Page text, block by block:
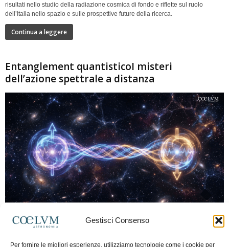
Gestisci Consenso
Per fornire le migliori esperienze, utilizziamo tecnologie come i cookie per
risultati nello studio della radiazione cosmica di fondo e riflette sul ruolo
dell’Italia nello spazio e sulle prospettive future della ricerca.
Continua a leggere
Entanglement quantisticoI misteri
dell’azione spettrale a distanza
Marco Lorrai - 15 Giugno 2026 0
moderna: due particelle possono mostrare correlazioni che sembrano ignorare